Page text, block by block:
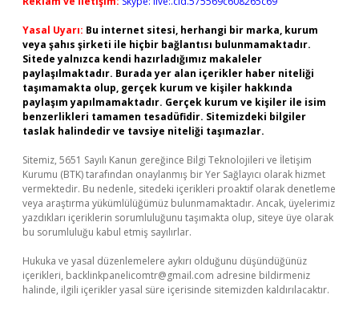
Yasal Uyarı: Bu internet sitesi, herhangi bir marka, kurum
veya şahıs şirketi ile hiçbir bağlantısı bulunmamaktadır.
Sitede yalnızca kendi hazırladığımız makaleler
paylaşılmaktadır. Burada yer alan içerikler haber niteliği
taşımamakta olup, gerçek kurum ve kişiler hakkında
paylaşım yapılmamaktadır. Gerçek kurum ve kişiler ile isim
benzerlikleri tamamen tesadüfidir. Sitemizdeki bilgiler
taslak halindedir ve tavsiye niteliği taşımazlar.
Sitemiz, 5651 Sayılı Kanun gereğince Bilgi Teknolojileri ve İletişim
Kurumu (BTK) tarafından onaylanmış bir Yer Sağlayıcı olarak hizmet
vermektedir. Bu nedenle, sitedeki içerikleri proaktif olarak denetleme
veya araştırma yükümlülüğümüz bulunmamaktadır. Ancak, üyelerimiz
yazdıkları içeriklerin sorumluluğunu taşımakta olup, siteye üye olarak
bu sorumluluğu kabul etmiş sayılırlar.
Hukuka ve yasal düzenlemelere aykırı olduğunu düşündüğünüz
içerikleri, backlinkpanelicomtr@gmail.com adresine bildirmeniz
halinde, ilgili içerikler yasal süre içerisinde sitemizden kaldırılacaktır.